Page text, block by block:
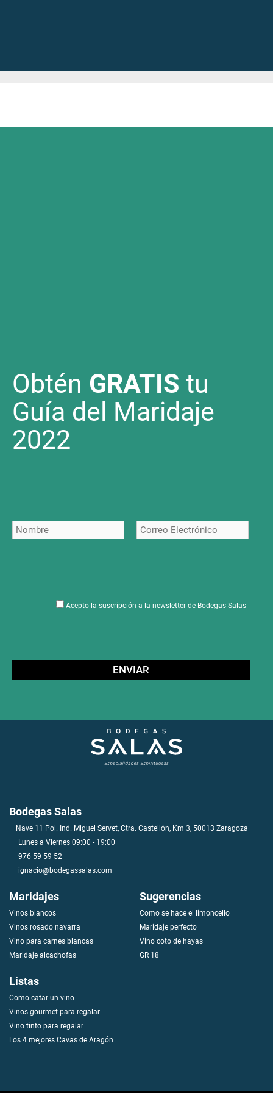
Obtén GRATIS tu
Guía del Maridaje
2022
Acepto la suscripción a la newsletter de Bodegas Salas
Bodegas Salas
Nave 11 Pol. Ind. Miguel Servet, Ctra. Castellón, Km 3, 50013 Zaragoza
Lunes a Viernes 09:00 - 19:00
976 59 59 52
ignacio@bodegassalas.com
Maridajes
Vinos blancos
Vinos rosado navarra
Vino para carnes blancas
Maridaje alcachofas
Sugerencias
Como se hace el limoncello
Maridaje perfecto
Vino coto de hayas
GR 18
Listas
Como catar un vino
Vinos gourmet para regalar
Vino tinto para regalar
Los 4 mejores Cavas de Aragón